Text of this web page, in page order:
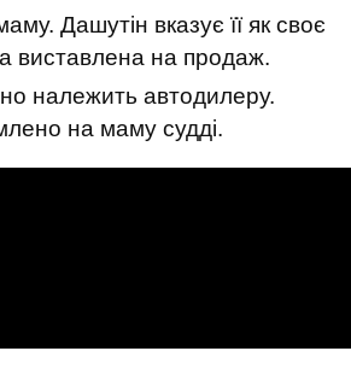
Дашутін вказує її як своє
виставлена на продаж.
належить автодилеру.
на маму судді.